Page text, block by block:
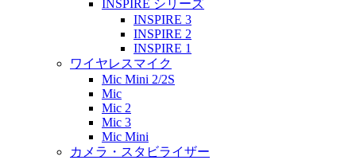
INSPIRE シリーズ
INSPIRE 3
INSPIRE 2
INSPIRE 1
ワイヤレスマイク
Mic Mini 2/2S
Mic
Mic 2
Mic 3
Mic Mini
カメラ・スタビライザー